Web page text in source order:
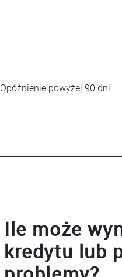
Opóźnienie powyżej 90 dni
Ile może
kredytu lub